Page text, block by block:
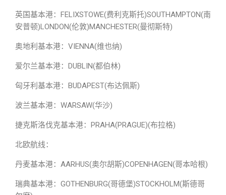
英国基本港：FELIXSTOWE(费利克斯托)SOUTHAMPTON(南
安普顿)LONDON(伦敦)MANCHESTER(曼彻斯特)
奥地利基本港：VIENNA(维也纳)
爱尔兰基本港：DUBLIN(都伯林)
匈牙利基本港：BUDAPEST(布达佩斯)
波兰基本港：WARSAW(华沙)
捷克斯洛伐克基本港：PRAHA(PRAGUE)(布拉格)
北欧航线：
丹麦基本港：AARHUS(奥尔胡斯)COPENHAGEN(哥本哈根)
瑞典基本港：GOTHENBURG(哥德堡)STOCKHOLM(斯德哥